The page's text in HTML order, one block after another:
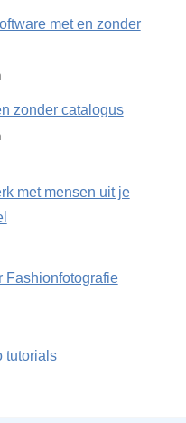
met en zonder
zonder catalogus
met mensen uit je
Fashionfotografie
tutorials